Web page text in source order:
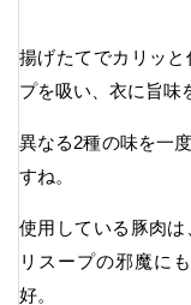
揚げたてでカリッ
プを吸い、衣に旨味
異なる2種の味を一
すね。
使用している豚肉
リスープの邪魔に
好。